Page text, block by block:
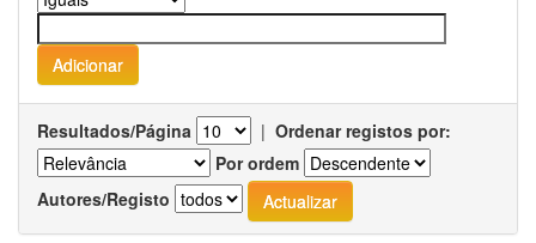
Resultados/Página | Ordenar registos por:
Por ordem
Autores/Registo